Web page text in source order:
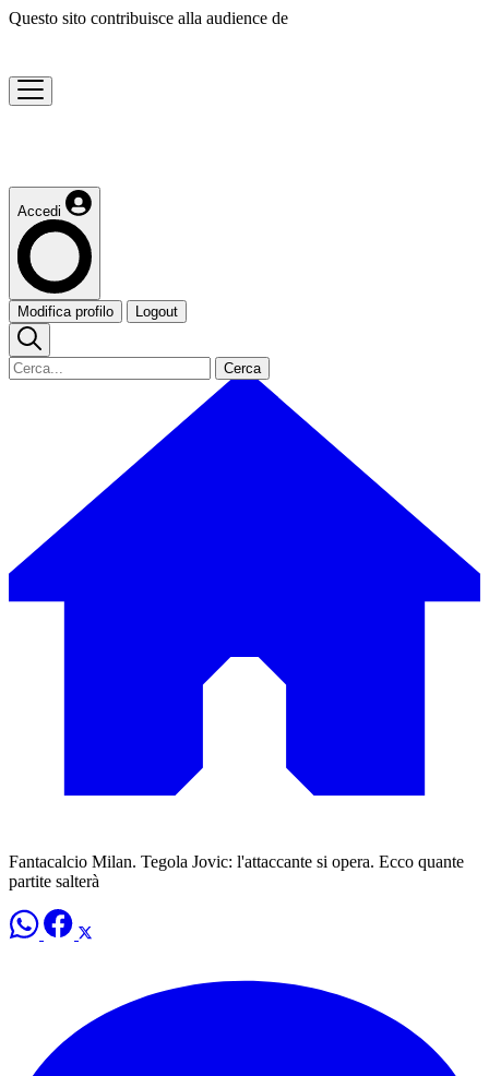
Questo sito contribuisce alla audience de
Accedi
Modifica profilo Logout
Cerca
Fantacalcio Milan. Tegola Jovic: l'attaccante si opera. Ecco quante
partite salterà